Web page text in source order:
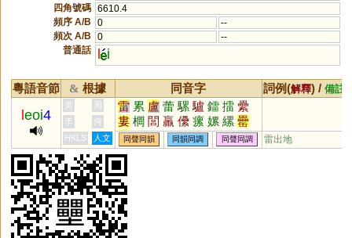
四角號碼 6610.4
頻序 A/B
0
--
頻次 A/B
0
--
普通話
l i
粵語音節 & 根據 同音字 詞例(解釋) / 備註
leoi4
黃 周 雷 累 盧 蕾 騾 驢 鐳 擂 纍
婁 櫚 閭 羸 儽 瘰 嫘 縲 罍
櫑 瓃 膢 蔂 虆 欙 轠 蘲 藘
檑 畾 氀 樏
李
何
HKLS
人文 同聲同韻 同韻同調 同聲同調 雷出地